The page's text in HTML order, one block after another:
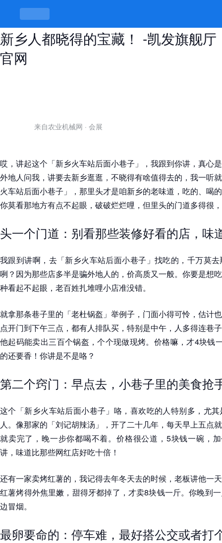
新乡火车站后面小巷子，藏着那些老
新乡人都晓得的宝藏！ -凯发旗舰厅
官网
来自农业机械网 · 会展
哎，讲起这个「新乡火车站后面小巷子」，我跟到你讲，真心
外地人问我，讲要去新乡逛逛，不晓得有啥值得去的，我一听
火车站后面小巷子」，那里头才是咱新乡的老味道，吃的、喝
你莫看那地方有点不起眼，破破烂烂哩，但里头的门道多得很
头一个门道：别看那些装修好看的店，味
我跟到讲啊，去「新乡火车站后面小巷子」找吃的，千万莫
咧？因为那些店多半是骗外地人的，价高质又一般。你要是想
种看起不起眼，老百姓扎堆哩小店准没错。
就拿那条巷子里的「老杜锅盔」举例子，门面小得可怜，估计
点开门到下午三点，都有人排队买，特别是中午，人多得连巷
他起码能卖出三百个锅盔，个个现做现烤。价格嘛，才4块钱
的还要香！你讲是不是咯？
第二个窍门：早点去，小巷子里的美食抢
这个「新乡火车站后面小巷子」咯，喜欢吃的人特别多，尤
人。像那家的「刘记胡辣汤」，开了二十几年，每天早上五点
就卖完了，晚一步你都喝不着。价格很公道，5块钱一碗，
讲，味道比那些网红店好吃十倍！
还有一家卖烤红薯的，我记得去年冬天去的时候，老板讲他一
红薯烤得外焦里嫩，甜得牙都掉了，才卖8块钱一斤。你晚到
边冒烟。
最卵要命的：停车难，最好搭公交或者打